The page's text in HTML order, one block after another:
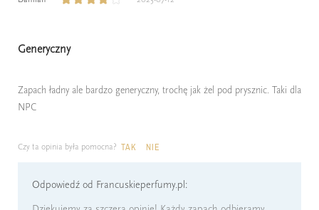
Generyczny
Zapach ładny ale bardzo generyczny, trochę jak żel pod prysznic. Taki dla
NPC
Czy ta opinia była pomocna? TAK NIE
Odpowiedź od Francuskieperfumy.pl: